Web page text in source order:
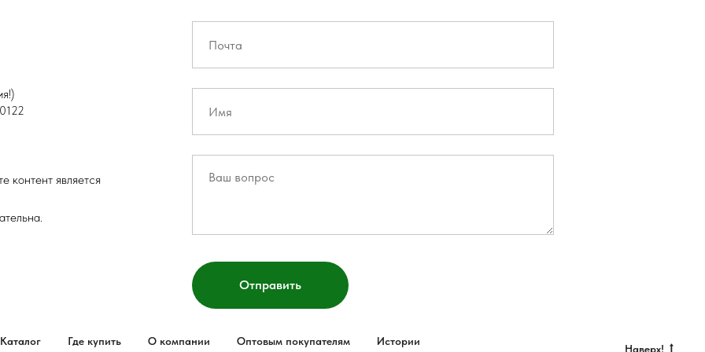
контент является
Отправить
Каталог Где купить О компании Оптовым покупателям
Истории
Наверх!